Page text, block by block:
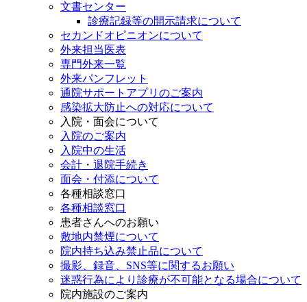
文書センター
診療記録等の開示請求について
セカンドオピニオンについて
外来担当医表
専門外来一覧
外来パンフレット
通院サポートアプリのご案内
感染拡大防止への対応について
入院・面会について
入院のご案内
入院中の生活
会計・退院手続き
面会・付添について
各種相談窓口
各種相談窓口
患者さんへのお願い
敷地内禁煙について
院内持ち込み禁止品について
撮影、録音、SNS等に関するお願い
迷惑行為により診療が不可能となる場合について
院内施設のご案内